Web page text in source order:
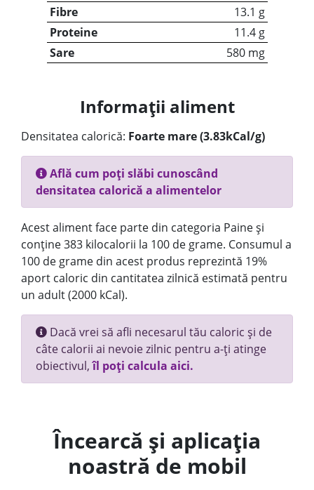
Fibre
13.1 g
Proteine
11.4 g
Sare
580 mg
Informații aliment
Densitatea calorică: Foarte mare (3.83kCal/g)
Află cum poți slăbi cunoscând
densitatea calorică a alimentelor
Acest aliment face parte din categoria Paine și
conține 383 kilocalorii la 100 de grame. Consumul a
100 de grame din acest produs reprezintă 19%
aport caloric din cantitatea zilnică estimată pentru
un adult (2000 kCal).
Dacă vrei să afli necesarul tău caloric și de
câte calorii ai nevoie zilnic pentru a-ți atinge
obiectivul,îl poți calcula aici.
Încearcă și aplicația
noastră de mobil